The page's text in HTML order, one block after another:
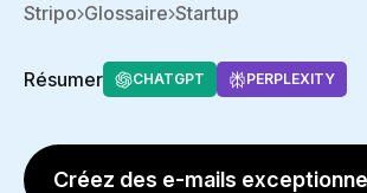
Stripo Glossaire Startup
Résumer CHATGPT PERPLEXITY
Créez des e-mails